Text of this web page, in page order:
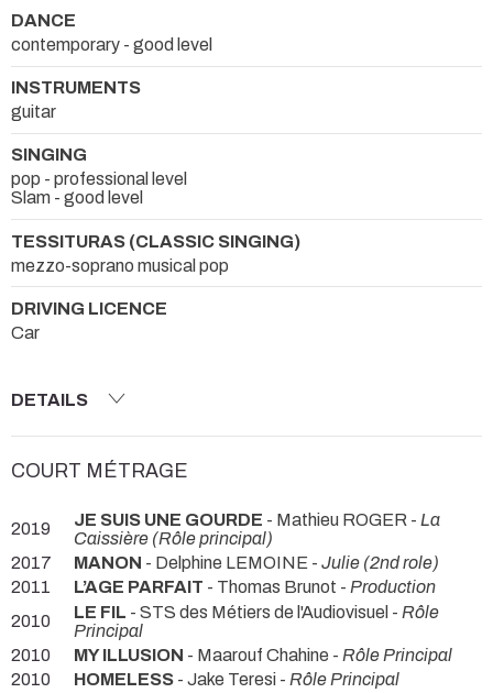
DANCE
contemporary - good level
INSTRUMENTS
guitar
SINGING
pop - professional level
Slam - good level
TESSITURAS (CLASSIC SINGING)
mezzo-soprano musical pop
DRIVING LICENCE
Car
DETAILS
COURT MÉTRAGE
2019 JE SUIS UNE GOURDE - Mathieu ROGER - La
Caissière (Rôle principal)
2017
MANON - Delphine LEMOINE - Julie (2nd role)
2011
L’AGE PARFAIT - Thomas Brunot - Production
2010
LE FIL - STS des Métiers de l'Audiovisuel - Rôle
Principal
2010
MY ILLUSION - Maarouf Chahine - Rôle Principal
2010
HOMELESS - Jake Teresi - Rôle Principal